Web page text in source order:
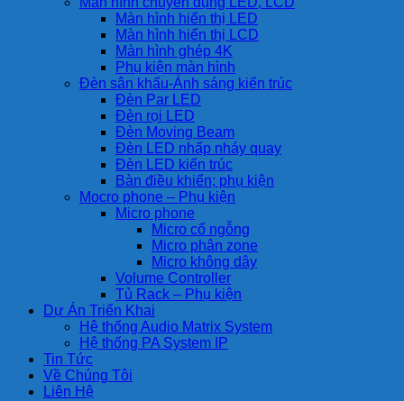
Màn hình hiển thị LED
Màn hình hiển thị LCD
Màn hình ghép 4K
Phụ kiện màn hình
Đèn sân khấu-Ánh sáng kiến trúc
Đèn Par LED
Đèn rọi LED
Đèn Moving Beam
Đèn LED nhấp nháy quay
Đèn LED kiến trúc
Bàn điều khiển; phụ kiện
Mocro phone – Phụ kiện
Micro phone
Micro cổ ngỗng
Micro phân zone
Micro không dây
Volume Controller
Tủ Rack – Phụ kiện
Dự Án Triển Khai
Hệ thống Audio Matrix System
Hệ thống PA System IP
Tin Tức
Về Chúng Tôi
Liên Hệ